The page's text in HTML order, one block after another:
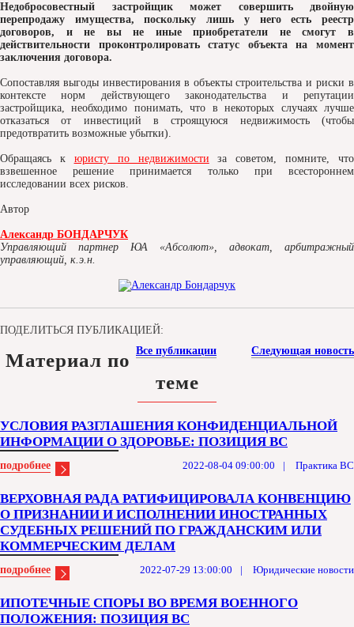
Недобросовестный застройщик может совершить двойную
перепродажу имущества, поскольку лишь у него есть реестр
договоров, и не вы не иные приобретатели не смогут в
действительности проконтролировать статус объекта на момент
заключения договора.
Сопоставляя выгоды инвестирования в объекты строительства и риски в
контексте норм действующего законодательства и репутации
застройщика, необходимо понимать, что в некоторых случаях лучше
отказаться от инвестиций в строящуюся недвижимость (чтобы
предотвратить возможные убытки).
Обращаясь к юристу по недвижимости за советом, помните, что
взвешенное решение принимается только при всестороннем
исследовании всех рисков.
Автор
Александр БОНДАРЧУК
Управляющий партнер ЮА «Абсолют», адвокат, арбитражный
управляющий, к.э.н.
ПОДЕЛИТЬСЯ ПУБЛИКАЦИЕЙ:
Все публикации
Следующая новость
Материал по
теме
УСЛОВИЯ РАЗГЛАШЕНИЯ КОНФИДЕНЦИАЛЬНОЙ
ИНФОРМАЦИИ О ЗДОРОВЬЕ: ПОЗИЦИЯ ВС
подробнее 2022-08-04 09:00:00 | Практика ВС
ВЕРХОВНАЯ РАДА РАТИФИЦИРОВАЛА КОНВЕНЦИЮ
О ПРИЗНАНИИ И ИСПОЛНЕНИИ ИНОСТРАННЫХ
СУДЕБНЫХ РЕШЕНИЙ ПО ГРАЖДАНСКИМ ИЛИ
КОММЕРЧЕСКИМ ДЕЛАМ
подробнее 2022-07-29 13:00:00 | Юридические новости
ИПОТЕЧНЫЕ СПОРЫ ВО ВРЕМЯ ВОЕННОГО
ПОЛОЖЕНИЯ: ПОЗИЦИЯ ВС